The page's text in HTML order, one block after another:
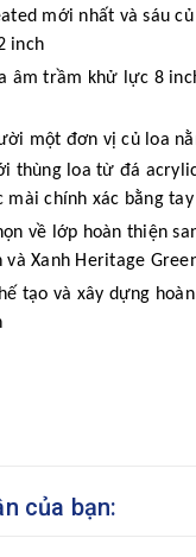
mới nhất và sáu
inch
âm trầm khử lực 8
một đơn vị củ loa
thùng loa từ đá
mài chính xác bằng tay
về lớp hoàn thiện
và Xanh Heritage
tạo và xây dựng
của bạn: